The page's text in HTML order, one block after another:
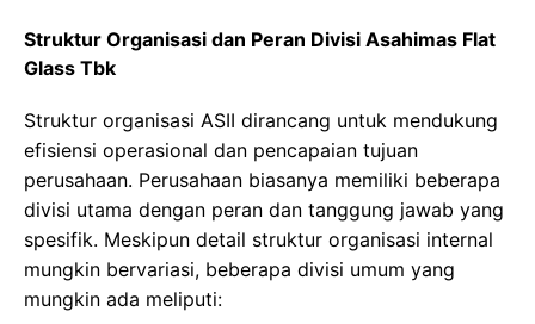
Struktur Organisasi dan Peran Divisi Asahimas Flat
Glass Tbk
Struktur organisasi ASII dirancang untuk mendukung
efisiensi operasional dan pencapaian tujuan
perusahaan. Perusahaan biasanya memiliki beberapa
divisi utama dengan peran dan tanggung jawab yang
spesifik. Meskipun detail struktur organisasi internal
mungkin bervariasi, beberapa divisi umum yang
mungkin ada meliputi: